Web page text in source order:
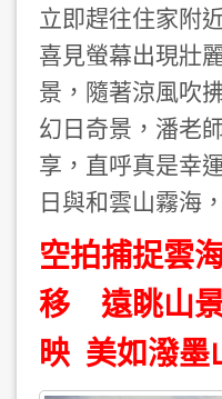
立即趕往住家附
喜見螢幕出現壯
景，隨著涼風吹
幻日奇景，潘老
享，直呼真是幸
日與和雲山霧海
空拍捕捉雲
移 遠眺山
映 美如潑墨